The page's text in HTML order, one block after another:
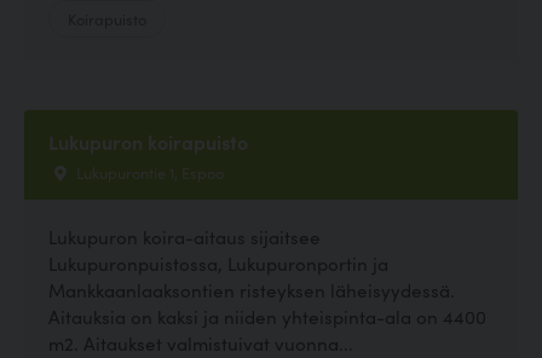
Lukupuron koirapuisto
Lukupurontie 1, Espoo
Lukupuron koira-aitaus sijaitsee
Lukupuronpuistossa, Lukupuronportin ja
Mankkaanlaaksontien risteyksen läheisyydessä.
Aitauksia on kaksi ja niiden yhteispinta-ala on 4400
m2. Aitaukset valmistuivat vuonna...